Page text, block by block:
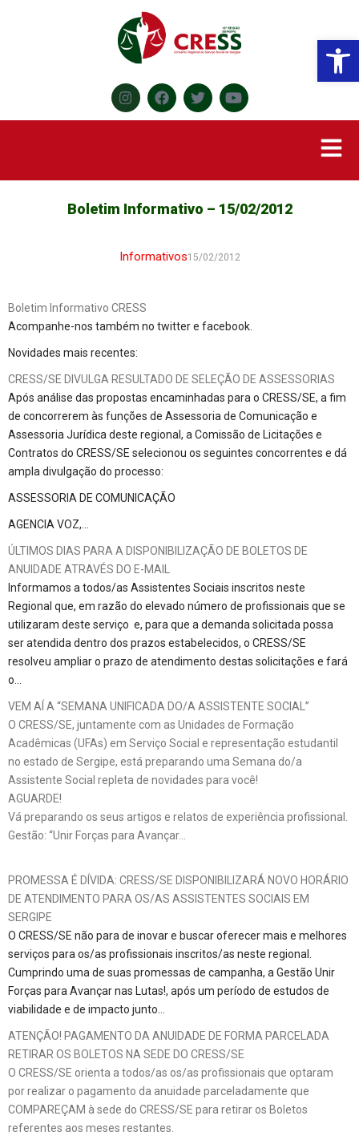
Boletim Informativo – 15/02/2012
Informativos15/02/2012
Boletim Informativo CRESS
Acompanhe-nos também no twitter e facebook.
Novidades mais recentes:
CRESS/SE DIVULGA RESULTADO DE SELEÇÃO DE ASSESSORIAS
Após análise das propostas encaminhadas para o CRESS/SE, a fim
de concorrerem às funções de Assessoria de Comunicação e
Assessoria Jurídica deste regional, a Comissão de Licitações e
Contratos do CRESS/SE selecionou os seguintes concorrentes e dá
ampla divulgação do processo:
ASSESSORIA DE COMUNICAÇÃO
AGENCIA VOZ,…
ÚLTIMOS DIAS PARA A DISPONIBILIZAÇÃO DE BOLETOS DE
ANUIDADE ATRAVÉS DO E-MAIL
Informamos a todos/as Assistentes Sociais inscritos neste
Regional que, em razão do elevado número de profissionais que se
utilizaram deste serviço e, para que a demanda solicitada possa
ser atendida dentro dos prazos estabelecidos, o CRESS/SE
resolveu ampliar o prazo de atendimento destas solicitações e fará
o…
VEM AÍ A “SEMANA UNIFICADA DO/A ASSISTENTE SOCIAL”
O CRESS/SE, juntamente com as Unidades de Formação
Acadêmicas (UFAs) em Serviço Social e representação estudantil
no estado de Sergipe, está preparando uma Semana do/a
Assistente Social repleta de novidades para você!
AGUARDE!
Vá preparando os seus artigos e relatos de experiência profissional.
Gestão: “Unir Forças para Avançar…
PROMESSA É DÍVIDA: CRESS/SE DISPONIBILIZARÁ NOVO HORÁRIO
DE ATENDIMENTO PARA OS/AS ASSISTENTES SOCIAIS EM
SERGIPE
O CRESS/SE não para de inovar e buscar oferecer mais e melhores
serviços para os/as profissionais inscritos/as neste regional.
Cumprindo uma de suas promessas de campanha, a Gestão Unir
Forças para Avançar nas Lutas!, após um período de estudos de
viabilidade e de impacto junto…
ATENÇÃO! PAGAMENTO DA ANUIDADE DE FORMA PARCELADA
RETIRAR OS BOLETOS NA SEDE DO CRESS/SE
O CRESS/SE orienta a todos/as os/as profissionais que optaram
por realizar o pagamento da anuidade parceladamente que
COMPAREÇAM à sede do CRESS/SE para retirar os Boletos
referentes aos meses restantes.